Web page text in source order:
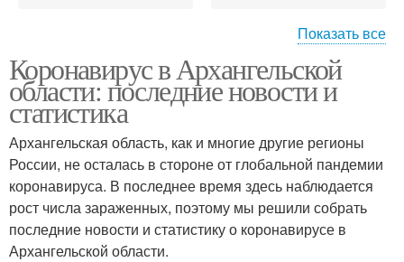
архангельской области
Показать все
Коронавирус в Архангельской
области: последние новости и
статистика
Архангельская область, как и многие другие регионы
России, не осталась в стороне от глобальной пандемии
коронавируса. В последнее время здесь наблюдается
рост числа зараженных, поэтому мы решили собрать
последние новости и статистику о коронавирусе в
Архангельской области.